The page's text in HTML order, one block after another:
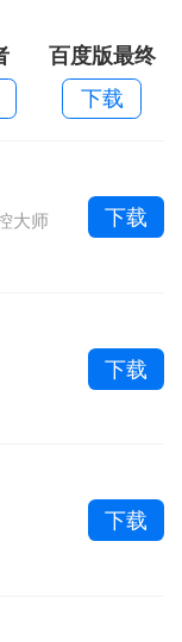
百度版最终
冒险
下载
大师 下载
下载
下载